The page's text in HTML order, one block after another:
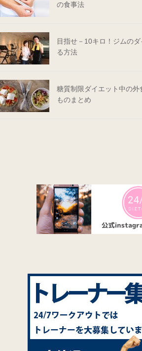
の食事法
目指せ－10キロ！ジムの
る方法
糖質制限ダイエット中の
ものまとめ